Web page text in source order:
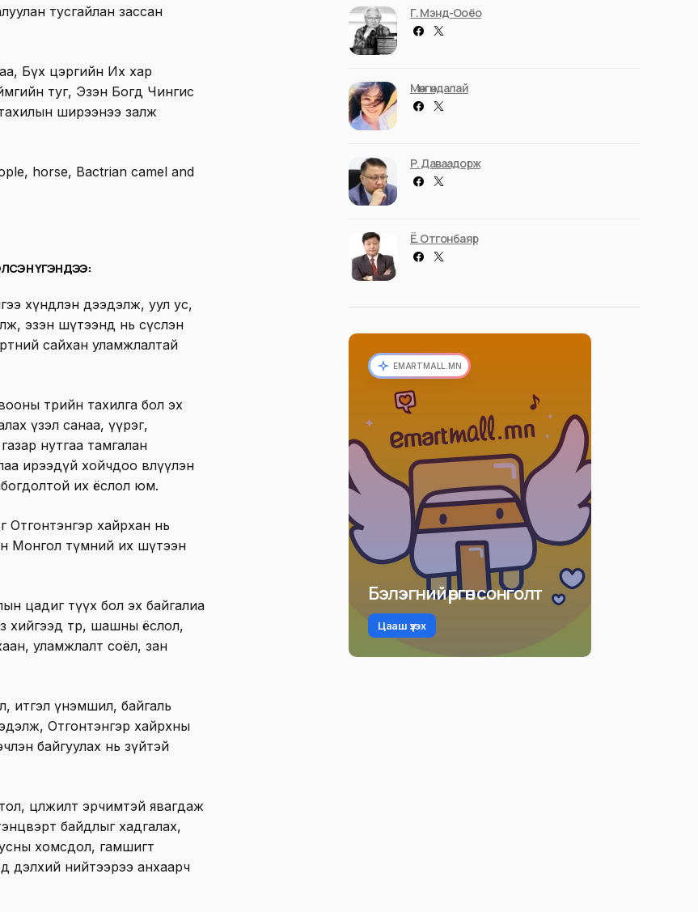
тусгайлан зассан
Бүх цэргийн Их хар
туг, Эзэн Богд Чингис
тахилын ширээнээ залж
ҮГЭНДЭЭ:
хүндлэн дээдэлж, уул ус,
эзэн шүтээнд нь сүслэн
сайхан уламжлалтай
төрийн тахилга бол эх
үзэл санаа, үүрэг,
нутгаа тамгалан
ирээдүй хойчдоо өвлүүлэн
их ёслол юм.
Отгонтэнгэр хайрхан нь
Монгол түмний их шүтээн
цадиг түүх бол эх байгалиа
хийгээд төр, шашны ёслол,
уламжлалт соёл, зан
итгэл үнэмшил, байгаль
Отгонтэнгэр хайрхны
байгуулах нь зүйтэй
цөлжилт эрчимтэй явагдаж
байдлыг хадгалах,
усны хомсдол, гамшигт
дэлхий нийтээрээ анхаарч
Г. Мэнд-Ооёо
Мөнгөндалай
Р. Даваадорж
Ё. Отгонбаяр
EMARTMALL.MN
Бэлэгний өргөн сонголт
Цааш үзэх